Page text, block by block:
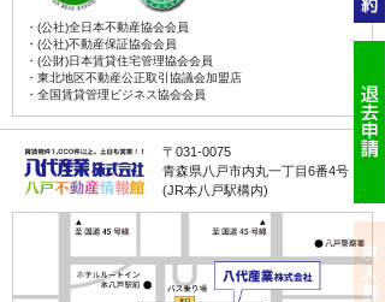
・(公社)全日本不動産協会会員
・(公社)不動産保証協会会員
・(公財)日本賃貸住宅管理協会会員
・東北地区不動産公正取引協議会加盟店
・全国賃貸管理ビジネス協会会員
〒031-0075
青森県八戸市内丸一丁目6番4号
(JR本八戸駅構内)